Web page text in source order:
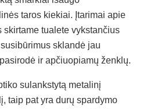
taros kiekiai. Įtarimai apie
tualete vykstančius
sklandė jau
ir apčiuopiamų ženklų.
sulankstytą metalinį
taip pat yra durų spardymo